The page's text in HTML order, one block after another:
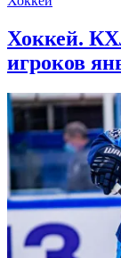
Хоккей.
игроков